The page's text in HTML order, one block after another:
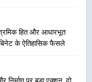
हित और आधारभूत
के ऐतिहासिक फैसले
प्राथमिकता, आने
पदों पर की जाएगी
आर्थिक कॉरिडोर से जुड़ी